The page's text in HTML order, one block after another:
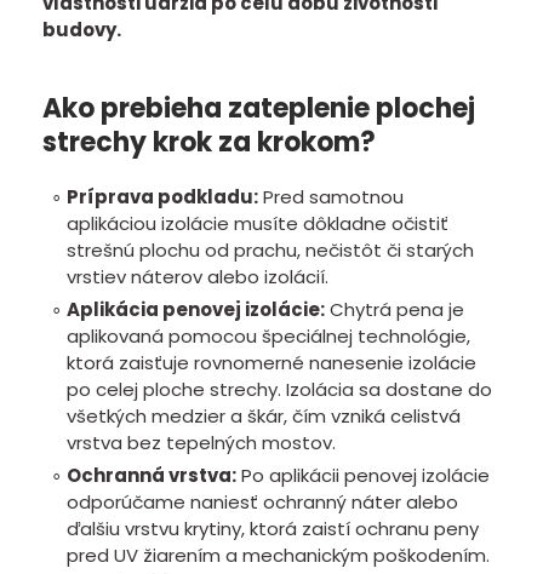
budovy.
Ako prebieha zateplenie plochej
strechy krok za krokom?
Príprava podkladu:Pred samotnou
aplikáciou izolácie musíte dôkladne očistiť
strešnú plochu od prachu, nečistôt či starých
vrstiev náterov alebo izolácií.
Aplikácia penovej izolácie:Chytrá pena je
aplikovaná pomocou špeciálnej technológie,
ktorá zaisťuje rovnomerné nanesenie izolácie
po celej ploche strechy. Izolácia sa dostane do
všetkých medzier a škár, čím vzniká celistvá
vrstva bez tepelných mostov.
Ochranná vrstva:Po aplikácii penovej izolácie
odporúčame naniesť ochranný náter alebo
ďalšiu vrstvu krytiny, ktorá zaistí ochranu peny
pred UV žiarením a mechanickým poškodením.